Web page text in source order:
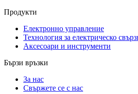
Продукти
Електронно управление
Технология за електрическо
Аксесоари и инструменти
Бързи връзки
За нас
Свържете се с нас